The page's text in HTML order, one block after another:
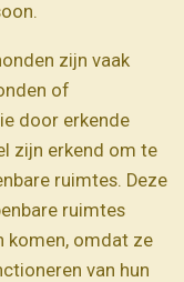
zijn vaak
of
door erkende
zijn erkend om te
ruimtes. Deze
ruimtes
komen, omdat ze
van hun